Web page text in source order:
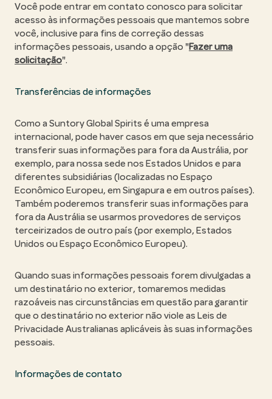
Você pode entrar em contato conosco para solicitar
acesso às informações pessoais que mantemos sobre
você, inclusive para fins de correção dessas
informações pessoais, usando a opção "Fazer uma
solicitação".
Transferências de informações
Como a Suntory Global Spirits é uma empresa
internacional, pode haver casos em que seja necessário
transferir suas informações para fora da Austrália, por
exemplo, para nossa sede nos Estados Unidos e para
diferentes subsidiárias (localizadas no Espaço
Econômico Europeu, em Singapura e em outros países).
Também poderemos transferir suas informações para
fora da Austrália se usarmos provedores de serviços
terceirizados de outro país (por exemplo, Estados
Unidos ou Espaço Econômico Europeu).
Quando suas informações pessoais forem divulgadas a
um destinatário no exterior, tomaremos medidas
razoáveis nas circunstâncias em questão para garantir
que o destinatário no exterior não viole as Leis de
Privacidade Australianas aplicáveis às suas informações
pessoais.
Informações de contato